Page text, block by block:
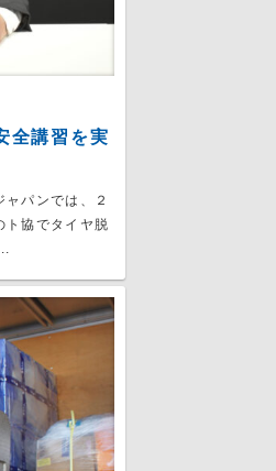
全講習を実
パンでは、２
ト協でタイヤ脱